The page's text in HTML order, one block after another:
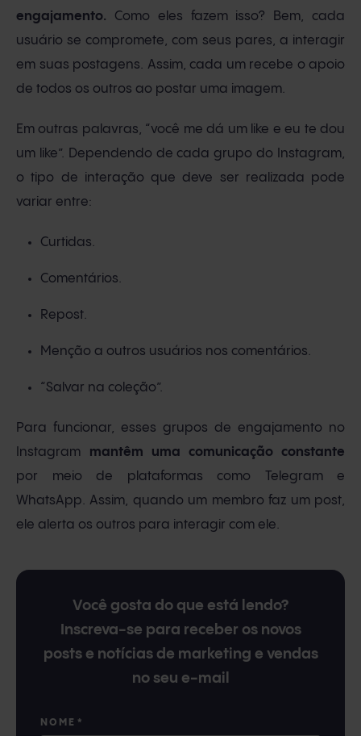
engajamento. Como eles fazem isso? Bem, cada
usuário se compromete, com seus pares, a interagir
em suas postagens. Assim, cada um recebe o apoio
de todos os outros ao postar uma imagem.
Em outras palavras, “você me dá um like e eu te dou
um like”. Dependendo de cada grupo do Instagram,
o tipo de interação que deve ser realizada pode
variar entre:
Curtidas.
Comentários.
Repost.
Menção a outros usuários nos comentários.
“Salvar na coleção”.
Para funcionar, esses grupos de engajamento no
Instagram mantêm uma comunicação constante
por meio de plataformas como Telegram e
WhatsApp. Assim, quando um membro faz um post,
ele alerta os outros para interagir com ele.
Você gosta do que está lendo?
Inscreva-se para receber os novos
posts e notícias de marketing e vendas
no seu e-mail
NOME *